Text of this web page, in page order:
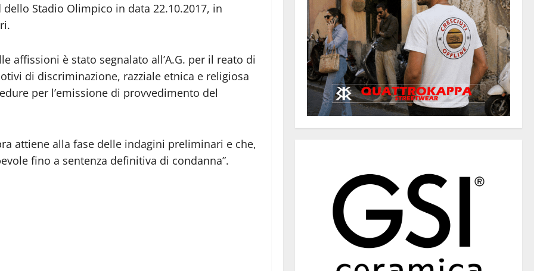
Stadio Olimpico in data 22.10.2017, in
affissioni è stato segnalato all’A.G. per il reato di
di discriminazione, razziale etnica e religiosa
per l’emissione di provvedimento del
attiene alla fase delle indagini preliminari e che,
fino a sentenza definitiva di condanna”.